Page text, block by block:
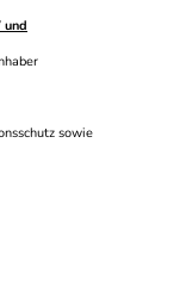
und
sowie